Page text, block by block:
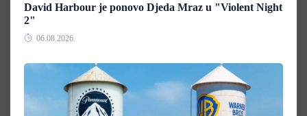
David Harbour je ponovo Djeda Mraz u "Violent Night
2"
06.08.2026.